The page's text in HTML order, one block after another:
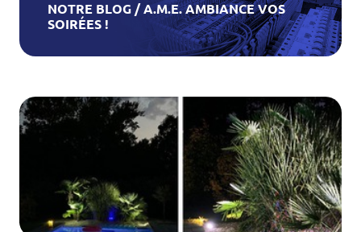
NOTRE BLOG / A.M.E. AMBIANCE VOS
SOIRÉES !